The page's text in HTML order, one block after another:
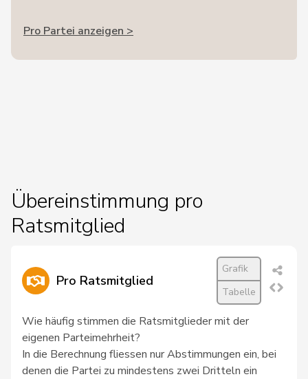
Pro Partei anzeigen >
Übereinstimmung pro
Ratsmitglied
Pro Ratsmitglied
Grafik
Tabelle
Wie häufig stimmen die Ratsmitglieder mit der
eigenen Parteimehrheit?
In die Berechnung fliessen nur Abstimmungen ein, bei
denen die Partei zu mindestens zwei Dritteln ein